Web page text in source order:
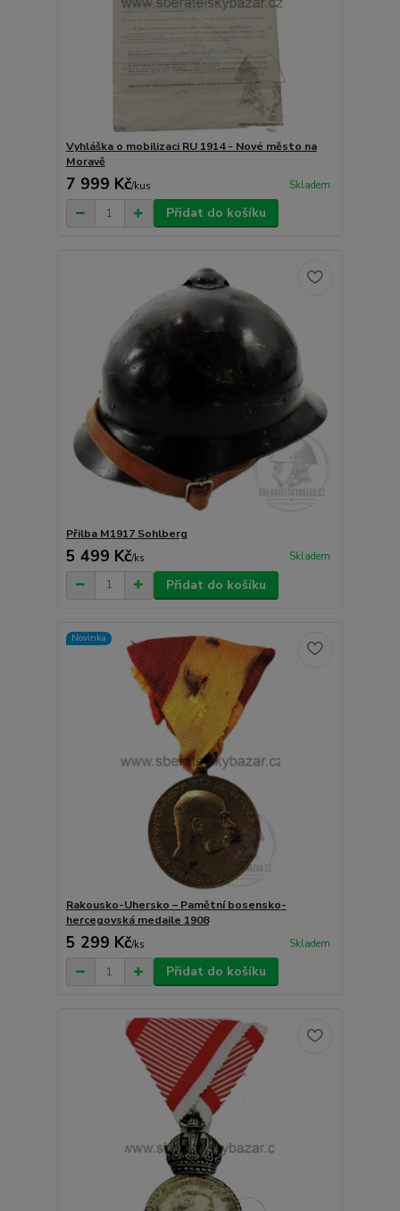
Vyhláška o mobilizaci RU 1914 - Nové město na
Moravě
7 999 Kč/kus Skladem
Přidat do košíku
Přilba M1917 Sohlberg
5 499 Kč/ks Skladem
Přidat do košíku
Novinka
Rakousko-Uhersko – Pamětní bosensko-
hercegovská medaile 1908
5 299 Kč/ks Skladem
Přidat do košíku